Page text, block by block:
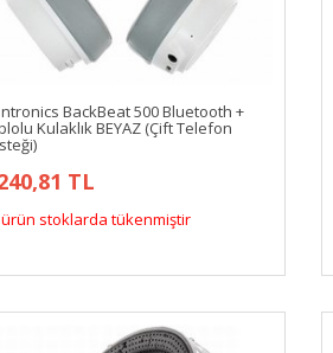
BackBeat 500 Bluetooth +
Kulaklık BEYAZ (Çift Telefon
TL
stoklarda tükenmiştir